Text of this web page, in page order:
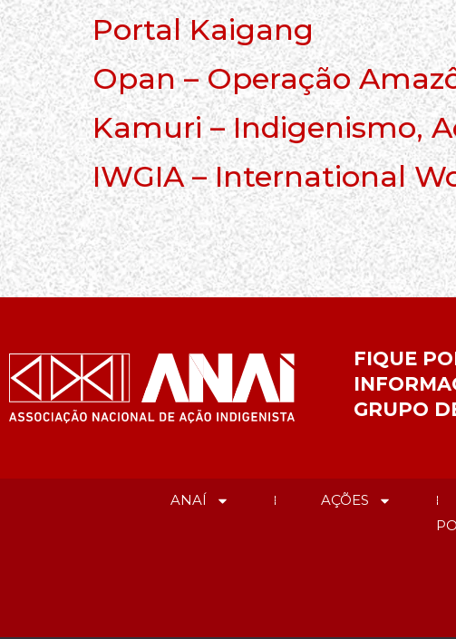
Portal Kaigang
Opan – Operação
Kamuri – Indigenismo,
IWGIA – International
FIQUE
GRUPO
ANAÍ AÇÕES